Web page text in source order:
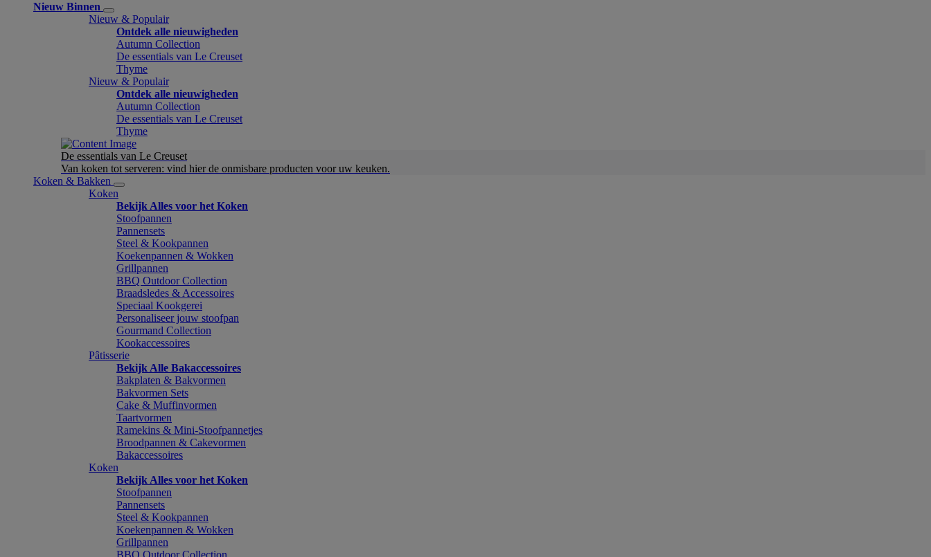
Nieuw Binnen
Nieuw & Populair
Ontdek alle nieuwigheden
Autumn Collection
De essentials van Le Creuset
Thyme
Nieuw & Populair
Ontdek alle nieuwigheden
Autumn Collection
De essentials van Le Creuset
Thyme
De essentials van Le Creuset
Van koken tot serveren: vind hier de onmisbare producten voor uw keuken.
Koken & Bakken
Koken
Bekijk Alles voor het Koken
Stoofpannen
Pannensets
Steel & Kookpannen
Koekenpannen & Wokken
Grillpannen
BBQ Outdoor Collection
Braadsledes & Accessoires
Speciaal Kookgerei
Personaliseer jouw stoofpan
Gourmand Collection
Kookaccessoires
Pâtisserie
Bekijk Alle Bakaccessoires
Bakplaten & Bakvormen
Bakvormen Sets
Cake & Muffinvormen
Taartvormen
Ramekins & Mini-Stoofpannetjes
Broodpannen & Cakevormen
Bakaccessoires
Koken
Bekijk Alles voor het Koken
Stoofpannen
Pannensets
Steel & Kookpannen
Koekenpannen & Wokken
Grillpannen
BBQ Outdoor Collection